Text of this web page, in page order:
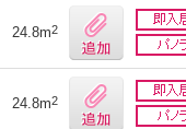
24.8m2
24.8m2